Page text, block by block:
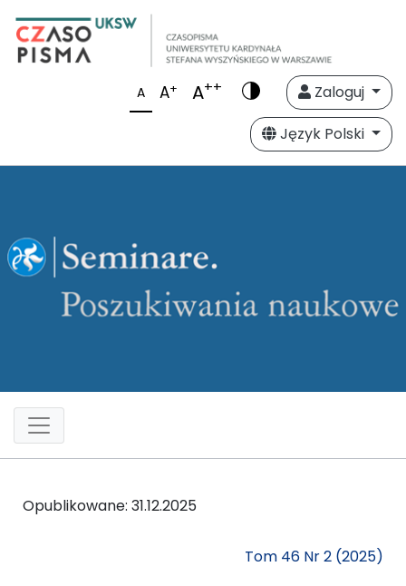
A A+ A++
Zaloguj
Język Polski
Opublikowane: 31.12.2025
Tom 46 Nr 2 (2025)